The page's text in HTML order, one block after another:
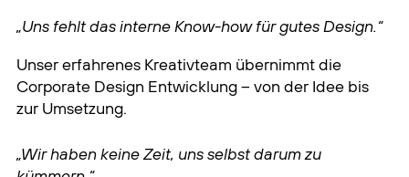
„Uns fehlt das interne Know-how für gutes Design.“
Unser erfahrenes Kreativteam übernimmt die
Corporate Design Entwicklung – von der Idee bis
zur Umsetzung.
„Wir haben keine Zeit, uns selbst darum zu